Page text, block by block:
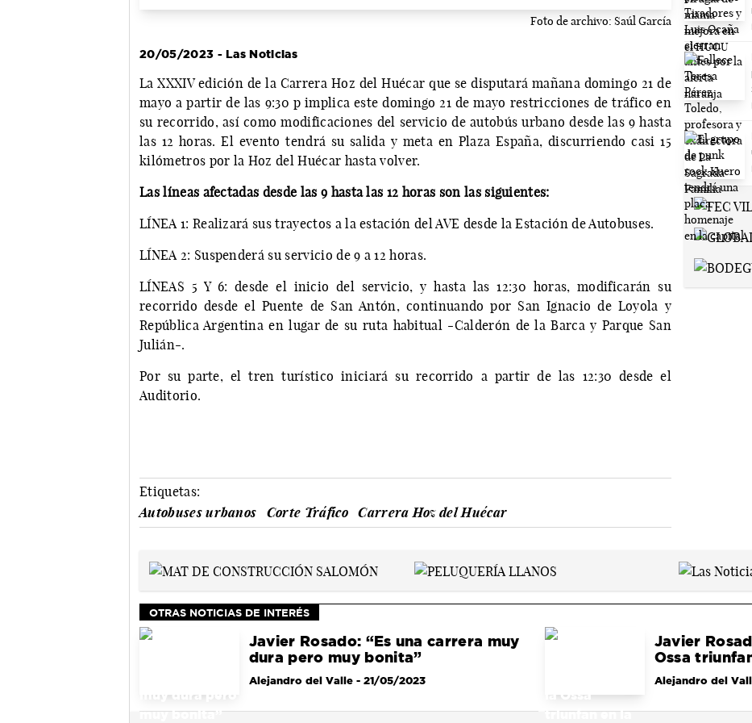
Foto de archivo: Saúl García
20/05/2023 - Las Noticias
La XXXIV edición de la Carrera Hoz del Huécar que se disputará mañana domingo 21 de
mayo a partir de las 9:30 p implica este domingo 21 de mayo restricciones de tráfico en
su recorrido, así como modificaciones del servicio de autobús urbano desde las 9 hasta
las 12 horas. El evento tendrá su salida y meta en Plaza España, discurriendo casi 15
kilómetros por la Hoz del Huécar hasta volver.
Las líneas afectadas desde las 9 hasta las 12 horas son las siguientes:
LÍNEA 1: Realizará sus trayectos a la estación del AVE desde la Estación de Autobuses.
LÍNEA 2: Suspenderá su servicio de 9 a 12 horas.
LÍNEAS 5 Y 6: desde el inicio del servicio, y hasta las 12:30 horas, modificarán su
recorrido desde el Puente de San Antón, continuando por San Ignacio de Loyola y
República Argentina en lugar de su ruta habitual -Calderón de la Barca y Parque San
Julián-.
Por su parte, el tren turístico iniciará su recorrido a partir de las 12:30 desde el
Auditorio.
Etiquetas:
Autobuses urbanos
Corte Tráfico Carrera Hoz del Huécar
OTRAS NOTICIAS DE INTERÉS
Javier Rosado: “Es una carrera muy
dura pero muy bonita”
Alejandro del Valle- 21/05/2023
Javier
Ossa
Alejandro del